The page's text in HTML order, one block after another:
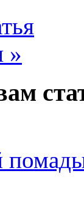
»